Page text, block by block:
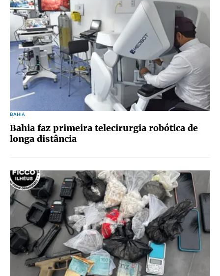
BAHIA
Bahia faz primeira telecirurgia robótica de
longa distância